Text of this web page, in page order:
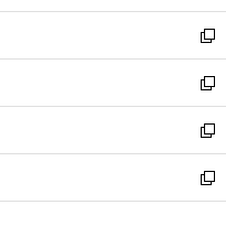
開
く
ウ
ィ
ン
ド
ウ
で
開
く
し
い
ウ
ィ
ン
ド
ウ
で
開
新
し
い
ウ
ィ
ン
ド
ウ
新
し
い
ウ
ィ
ン
新
し
い
ウ
新
し